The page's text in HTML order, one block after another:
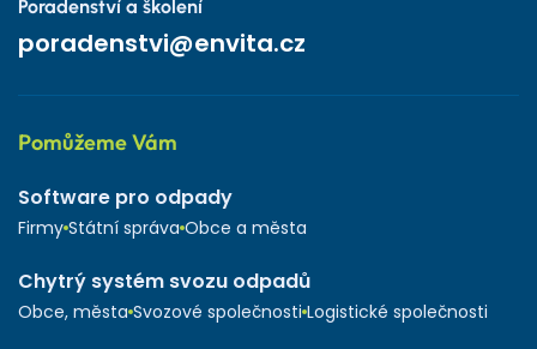
Poradenství a školení
poradenstvi@envita.cz
Pomůžeme Vám
Software pro odpady
Firmy Státní správa Obce a města
Chytrý systém svozu odpadů
Obce, města Svozové společnosti Logistické společnosti